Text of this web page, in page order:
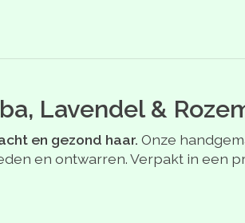
Lavendel &
en gezond haar. Onze
en ontwarren. Verpakt in een